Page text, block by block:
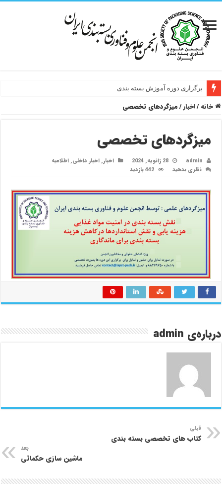
برگزاری دوره آموزش بسته بندی
خانه /اخبار/میزگردهای تخصصی
میزگردهای تخصصی
admin 28 ژانویه, 2024 اخبار,اخبار داخلی,اطلاعیه
نظری بدهید
442 بازدید
درباره‌ی admin
قبلی
کتاب های تخصصی بسته بندی
بعد
ماشین سازی حکمائی